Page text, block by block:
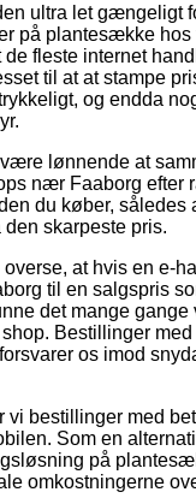
ultra let gængeligt
på plantesække hos
fleste internet
til at at stampe
og endda
lønnende at
nær Faaborg efter
du køber, således
skarpeste pris.
at hvis en e-
til en salgspris
det mange
Bestillinger
os imod
vi bestillinger med
Som en
på
omkostningerne